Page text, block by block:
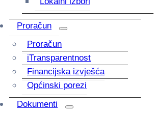
Proračun
Proračun
iTransparentnost
Financijska izvješća
Općinski porezi
Dokumenti